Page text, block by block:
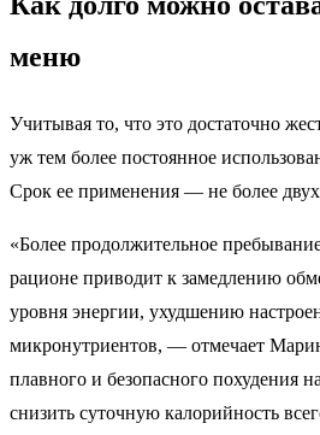
меню
Учитывая то, что это достаточно
уж тем более постоянное
Срок ее применения — не более
«Более продолжительное
рационе приводит к замедлению
уровня энергии, ухудшению
микронутриентов, — отмечает
плавного и безопасного похудения
снизить суточную калорийность